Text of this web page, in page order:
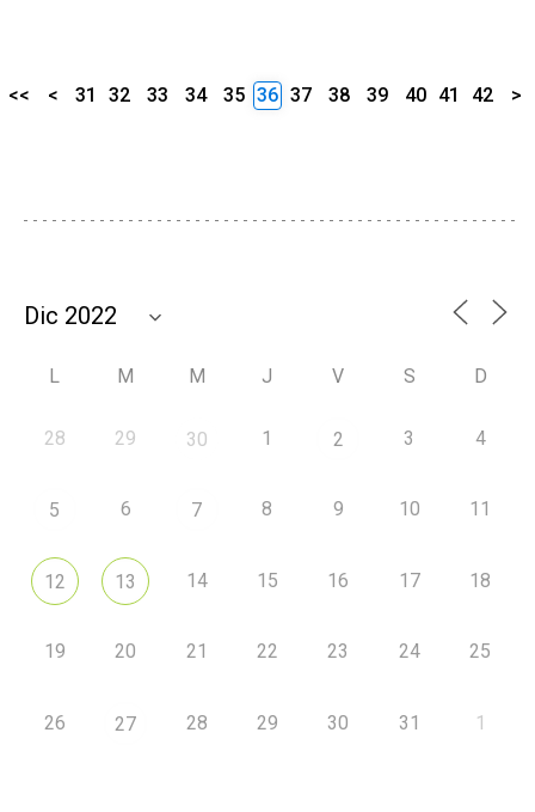
<< < 31 32 33 34 35 36 37 38 39 40 41 42 >
L M M J V S D
28 29 30 1 2 3 4
5 6 7 8 9 10 11
12 13 14 15 16 17 18
19 20 21 22 23 24 25
26 27 28 29 30 31 1